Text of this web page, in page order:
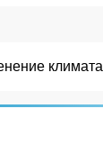
климата